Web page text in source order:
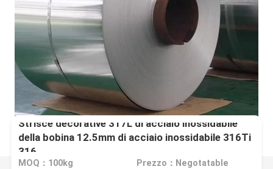
Strisce decorative 317L di acciaio inossidabile
della bobina 12.5mm di acciaio inossidabile 316Ti
316
MOQ：100kg Prezzo：Negotatable